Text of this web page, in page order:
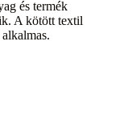
és termék
A kötött textil